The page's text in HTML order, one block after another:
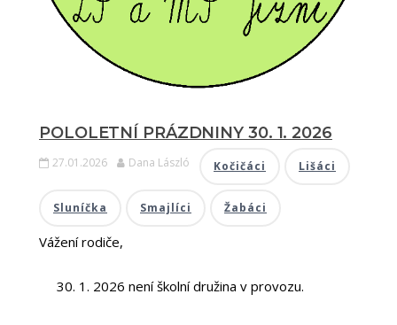
POLOLETNÍ PRÁZDNINY 30. 1. 2026
27.01.2026 Dana László Kočičáci Lišáci
Sluníčka Smajlíci Žabáci
Vážení rodiče,
30. 1. 2026 není školní družina v provozu.